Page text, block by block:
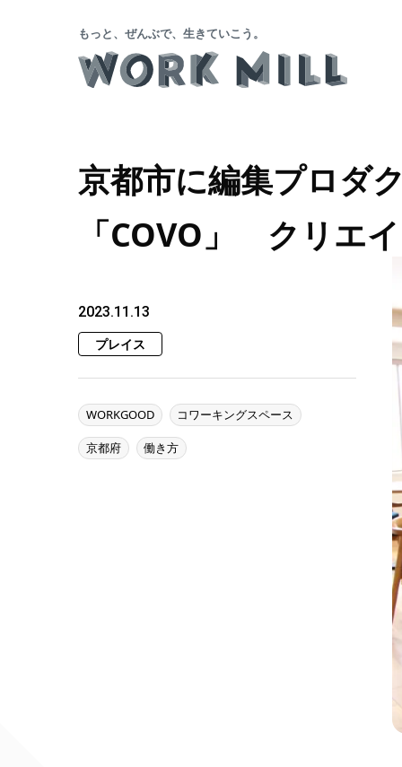
もっと、ぜんぶで、生きていこう。
京都市に編集プロダ
「COVO」 クリエ
2023.11.13
プレイス
WORKGOOD コワーキングスペース
京都府 働き方